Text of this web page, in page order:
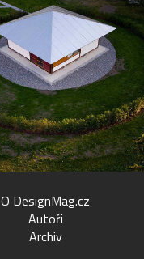
O DesignMag.cz
Autoři
Archiv